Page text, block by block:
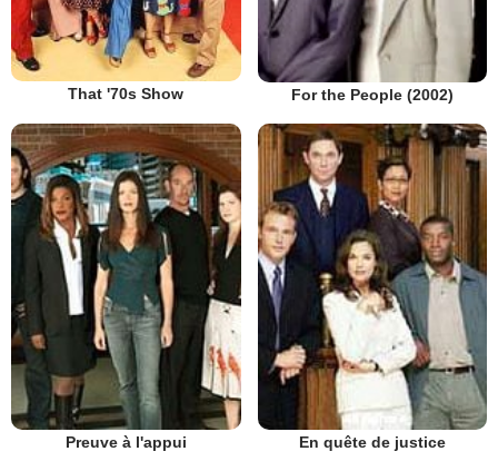
That '70s Show For the People (2002)
Preuve à l'appui En quête de justice